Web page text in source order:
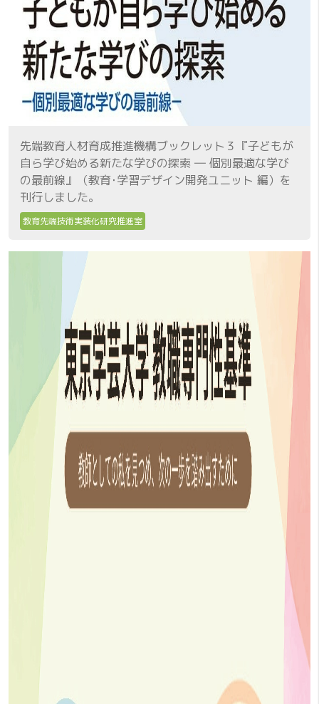
先端教育人材育成推進機構ブックレット３『子どもが
自ら学び始める新たな学びの探索 ― 個別最適な学び
の最前線』（教育･学習デザイン開発ユニット 編）を
刊行しました。
教育先端技術実装化研究推進室